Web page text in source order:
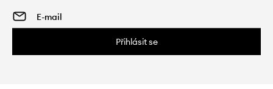
Přihlásit se